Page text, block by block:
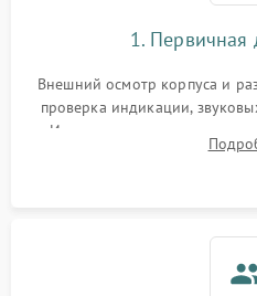
1. Первичная
Внешний осмотр корпуса и
проверка индикации,
Измерение входного и
реакции ИБП на